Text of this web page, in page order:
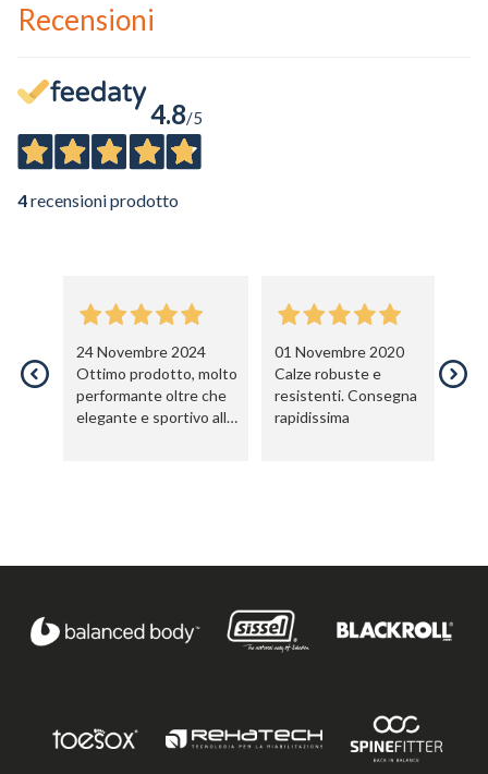
Recensioni
4.8/5
4recensioni prodotto
24 Novembre 2024
Ottimo prodotto, molto
performante oltre che
elegante e sportivo allo
01 Novembre 2020
Calze robuste e
resistenti. Consegna
rapidissima